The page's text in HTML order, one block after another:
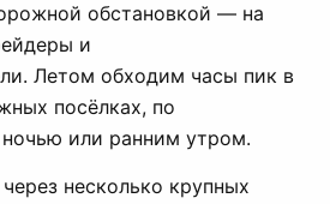
обстановкой — на
и
Летом обходим часы пик в
посёлках, по
или ранним утром.
несколько крупных